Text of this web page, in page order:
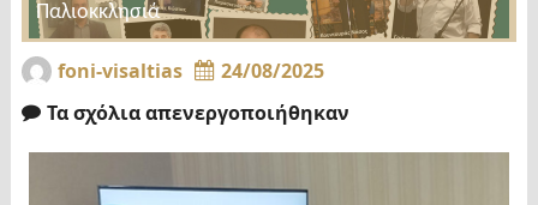
Παλιοκκλησιά
foni-visaltias
24/08/2025
Τα σχόλια απενεργοποιήθηκαν